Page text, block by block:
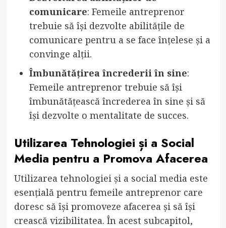
comunicare: Femeile antreprenor
trebuie să își dezvolte abilitățile de
comunicare pentru a se face înțelese și a
convinge alții.
Îmbunătățirea încrederii în sine:
Femeile antreprenor trebuie să își
îmbunătățească încrederea în sine și să
își dezvolte o mentalitate de succes.
Utilizarea Tehnologiei și a Social
Media pentru a Promova Afacerea
Utilizarea tehnologiei și a social media este
esențială pentru femeile antreprenor care
doresc să își promoveze afacerea și să își
crească vizibilitatea. În acest subcapitol,